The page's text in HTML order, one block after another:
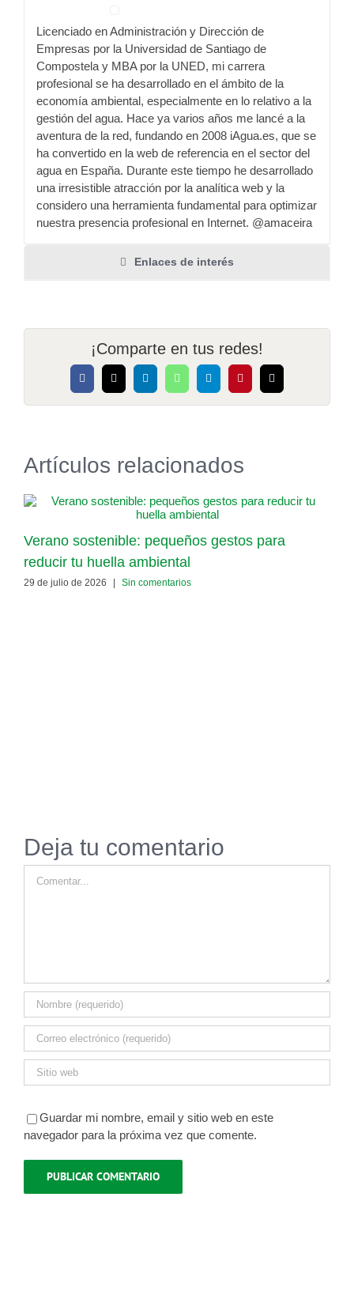
Licenciado en Administración y Dirección de
Empresas por la Universidad de Santiago de
Compostela y MBA por la UNED, mi carrera
profesional se ha desarrollado en el ámbito de la
economía ambiental, especialmente en lo relativo a la
gestión del agua. Hace ya varios años me lancé a la
aventura de la red, fundando en 2008 iAgua.es, que se
ha convertido en la web de referencia en el sector del
agua en España. Durante este tiempo he desarrollado
una irresistible atracción por la analítica web y la
considero una herramienta fundamental para optimizar
nuestra presencia profesional en Internet. @amaceira
Enlaces de interés
¡Comparte en tus redes!
Facebook
X LinkedInWhatsAppTelegramPinterestCorreo
electrónico
Artículos relacionados
Verano sostenible: pequeños gestos para
reducir tu huella ambiental
29 de julio de 2026 | Sin comentarios
Deja tu comentario
Guardar mi nombre, email y sitio web en este
navegador para la próxima vez que comente.